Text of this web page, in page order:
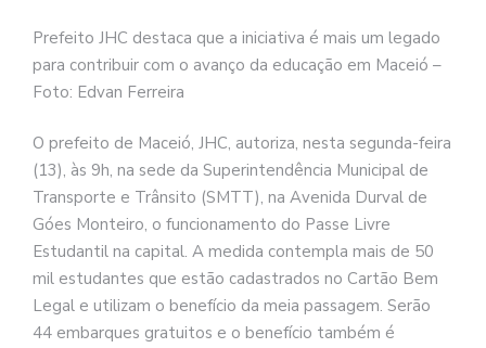
Prefeito JHC destaca que a iniciativa é mais um legado
para contribuir com o avanço da educação em Maceió –
Foto: Edvan Ferreira
O prefeito de Maceió, JHC, autoriza, nesta segunda-feira
(13), às 9h, na sede da Superintendência Municipal de
Transporte e Trânsito (SMTT), na Avenida Durval de
Góes Monteiro, o funcionamento do Passe Livre
Estudantil na capital. A medida contempla mais de 50
mil estudantes que estão cadastrados no Cartão Bem
Legal e utilizam o benefício da meia passagem. Serão
44 embarques gratuitos e o benefício também é